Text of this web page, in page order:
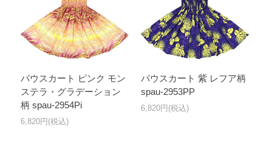
パウスカート ピンク モン
ステラ・グラデーション
柄 spau-2954Pi
6,820円(税込)
パウスカート 紫 レフア柄
spau-2953PP
6,820円(税込)